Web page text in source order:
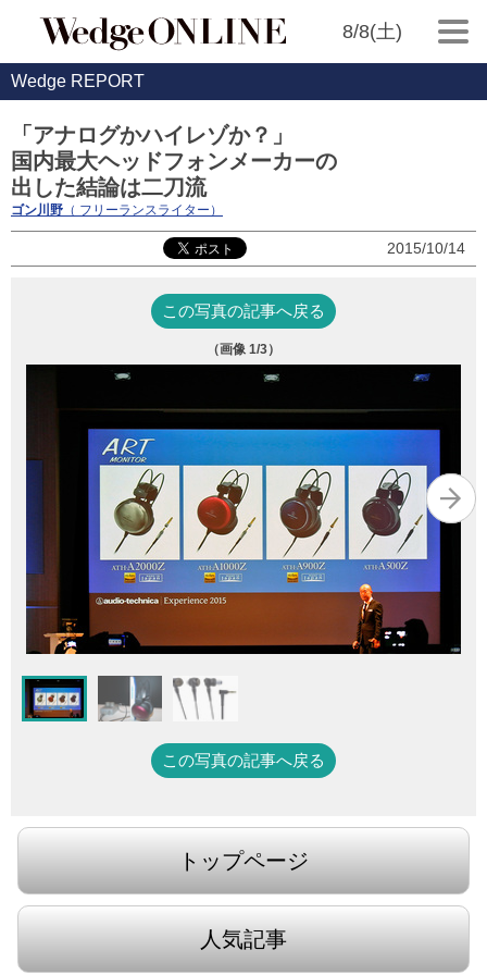
8/8(土)
Wedge REPORT
「アナログかハイレゾか？」
国内最大ヘッドフォンメーカーの
出した結論は二刀流
ゴン川野 （ フリーランスライター）
2015/10/14
この写真の記事へ戻る
（画像 1/3）
この写真の記事へ戻る
トップページ
人気記事